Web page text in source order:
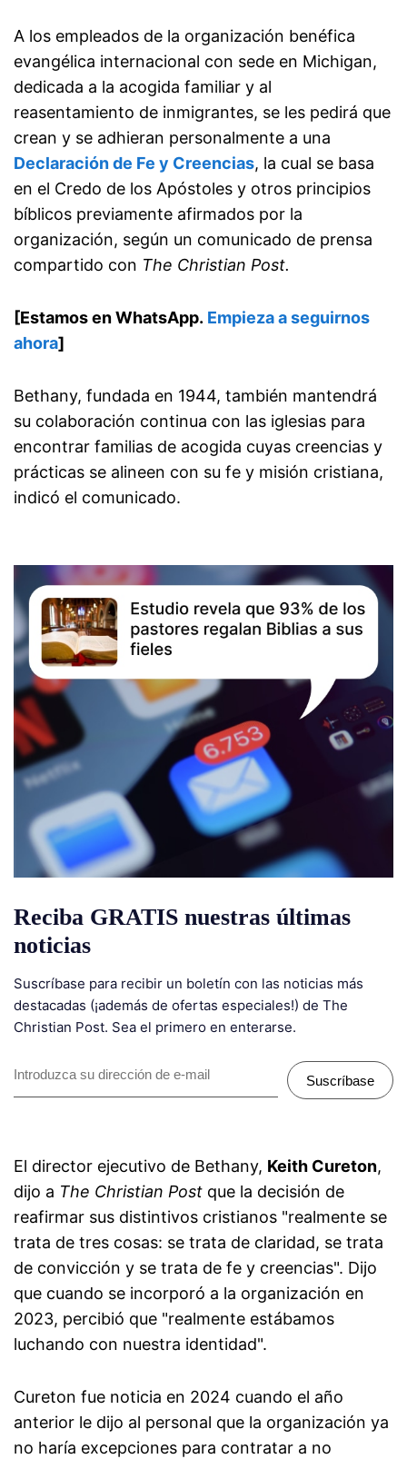
A los empleados de la organización benéfica
evangélica internacional con sede en Michigan,
dedicada a la acogida familiar y al
reasentamiento de inmigrantes, se les pedirá que
crean y se adhieran personalmente a una
Declaración de Fe y Creencias, la cual se basa
en el Credo de los Apóstoles y otros principios
bíblicos previamente afirmados por la
organización, según un comunicado de prensa
compartido con The Christian Post.
[Estamos en WhatsApp. Empieza a seguirnos
ahora]
Bethany, fundada en 1944, también mantendrá
su colaboración continua con las iglesias para
encontrar familias de acogida cuyas creencias y
prácticas se alineen con su fe y misión cristiana,
indicó el comunicado.
Reciba GRATIS nuestras últimas
noticias
Suscríbase para recibir un boletín con las noticias más
destacadas (¡además de ofertas especiales!) de The
Christian Post. Sea el primero en enterarse.
Suscríbase
El director ejecutivo de Bethany, Keith Cureton,
dijo a The Christian Post que la decisión de
reafirmar sus distintivos cristianos "realmente se
trata de tres cosas: se trata de claridad, se trata
de convicción y se trata de fe y creencias". Dijo
que cuando se incorporó a la organización en
2023, percibió que "realmente estábamos
luchando con nuestra identidad".
Cureton fue noticia en 2024 cuando el año
anterior le dijo al personal que la organización ya
no haría excepciones para contratar a no